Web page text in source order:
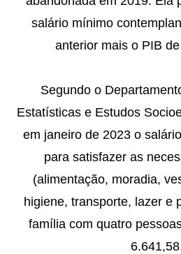
salário mínimo
anterior mais o PIB
Segundo o
Estatísticas e Estudos
em janeiro de 2023 o
para satisfazer as
(alimentação, moradia,
higiene, transporte, lazer e
família com quatro